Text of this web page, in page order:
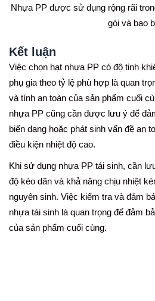
Nhựa PP được sử dụng rộng rãi
gói và bao
Kết luận
Việc chọn hạt nhựa PP có độ tinh
phụ gia theo tỷ lệ phù hợp là quan
và tính an toàn của sản phẩm cuối
nhựa PP cũng cần được lưu ý để
biến dạng hoặc phát sinh vấn đề an
điều kiện nhiệt độ cao.
Khi sử dụng nhựa PP tái sinh, cần
độ kéo dãn và khả năng chịu nhiệt
nguyên sinh. Việc kiểm tra và đảm
nhựa tái sinh là quan trọng để đảm
của sản phẩm cuối cùng.